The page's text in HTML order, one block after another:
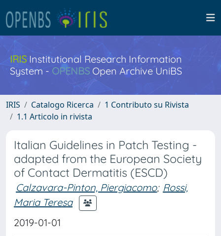
IRISInstitutional Research Information
System - OPENBS Open Archive UniBS
IRIS Catalogo Ricerca
1 Contributo su Rivista
1.1 Articolo in rivista
Italian Guidelines in Patch Testing -
adapted from the European Society
of Contact Dermatitis (ESCD)
Calzavara-Pinton, Piergiacomo; Rossi,
Maria Teresa
2019-01-01